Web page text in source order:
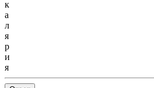
к
а
л
я
р
и
я